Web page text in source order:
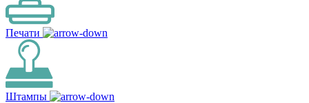
Печати
Штампы